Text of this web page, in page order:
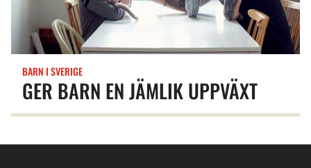
GER BARN EN JÄMLIK UPPVÄXT
BARN I SVERIGE